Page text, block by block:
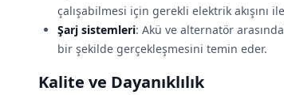
çalışabilmesi için gerekli elektrik akışını
Şarj sistemleri: Akü ve alternatör
bir şekilde gerçekleşmesini temin eder.
Kalite ve Dayanıklılık